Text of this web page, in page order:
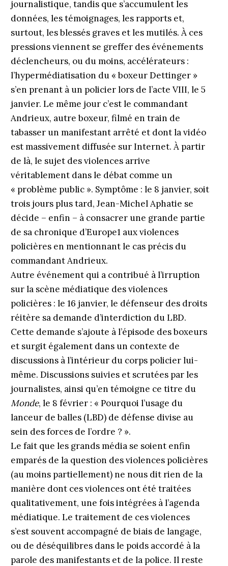
journalistique, tandis que s’accumulent les
données, les témoignages, les rapports et,
surtout, les blessés graves et les mutilés. À ces
pressions viennent se greffer des événements
déclencheurs, ou du moins, accélérateurs :
l’hypermédiatisation du « boxeur Dettinger »
s’en prenant à un policier lors de l’acte VIII, le 5
janvier. Le même jour c’est le commandant
Andrieux, autre boxeur, filmé en train de
tabasser un manifestant arrêté et dont la vidéo
est massivement diffusée sur Internet. À partir
de là, le sujet des violences arrive
véritablement dans le débat comme un
« problème public ». Symptôme : le 8 janvier, soit
trois jours plus tard, Jean-Michel Aphatie se
décide – enfin – à consacrer une grande partie
de sa chronique d’Europe1 aux violences
policières en mentionnant le cas précis du
commandant Andrieux.
Autre événement qui a contribué à l’irruption
sur la scène médiatique des violences
policières : le 16 janvier, le défenseur des droits
réitère sa demande d’interdiction du LBD.
Cette demande s’ajoute à l’épisode des boxeurs
et surgit également dans un contexte de
discussions à l’intérieur du corps policier lui-
même. Discussions suivies et scrutées par les
journalistes, ainsi qu’en témoi­gne ce titre du
Monde, le 8 février : « Pourquoi l’usage du
lanceur de balles (LBD) de défense divise au
sein des forces de l’ordre ? ».
Le fait que les grands média se soient enfin
emparés de la question des violences policières
(au moins partiellement) ne nous dit rien de la
manière dont ces violences ont été traitées
qualitativement, une fois intégrées à l’agenda
médiatique. Le traitement de ces violences
s’est souvent accompagné de biais de langage,
ou de déséquilibres dans le poids accordé à la
parole des manifestants et de la police. Il reste